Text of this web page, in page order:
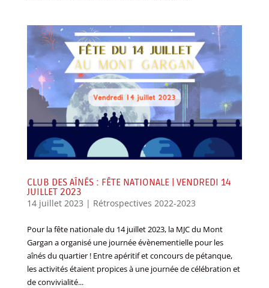
CLUB DES AÎNÉS : FÊTE NATIONALE | VENDREDI 14
JUILLET 2023
14 juillet 2023 | Rétrospectives 2022-2023
Pour la fête nationale du 14 juillet 2023, la MJC du Mont
Gargan a organisé une journée évènementielle pour les
aînés du quartier ! Entre apéritif et concours de pétanque,
les activités étaient propices à une journée de célébration et
de convivialité...